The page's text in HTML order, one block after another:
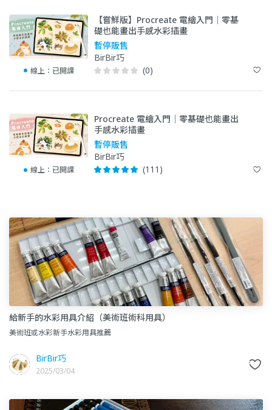
線上： 已開課
【嘗鮮版】Procreate 電繪入門｜零基
礎也能畫出手感水彩插畫
暫停販售
BirBir巧
(0)
線上： 已開課
Procreate 電繪入門｜零基礎也能畫出
手感水彩插畫
暫停販售
BirBir巧
(111)
給新手的水彩用具介紹（美術班術科用具）
美術班或水彩新手水彩用具推薦
BirBir巧
2025/03/04